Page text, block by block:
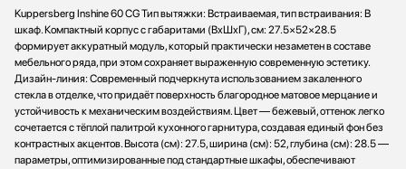
Kuppersberg Inshine 60 CG Тип вытяжки: Встраиваемая, тип встраивания: В
шкаф. Компактный корпус с габаритами (ВхШхГ), см: 27.5×52×28.5
формирует аккуратный модуль, который практически незаметен в составе
мебельного ряда, при этом сохраняет выраженную современную эстетику.
Дизайн-линия: Современный подчеркнута использованием закаленного
стекла в отделке, что придаёт поверхность благородное матовое мерцание и
устойчивость к механическим воздействиям. Цвет — бежевый, оттенок легко
сочетается с тёплой палитрой кухонного гарнитура, создавая единый фон без
контрастных акцентов. Высота (см): 27.5, ширина (см): 52, глубина (см): 28.5 —
параметры, оптимизированные под стандартные шкафы, обеспечивают